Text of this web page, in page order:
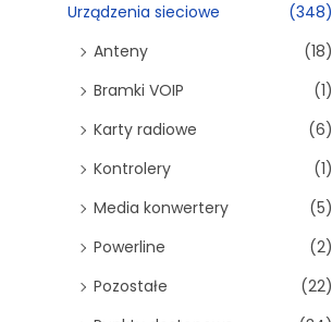
Urządzenia sieciowe
(348)
Anteny
(18)
Bramki VOIP
(1)
Karty radiowe
(6)
Kontrolery
(1)
Media konwertery
(5)
Powerline
(2)
Pozostałe
(22)